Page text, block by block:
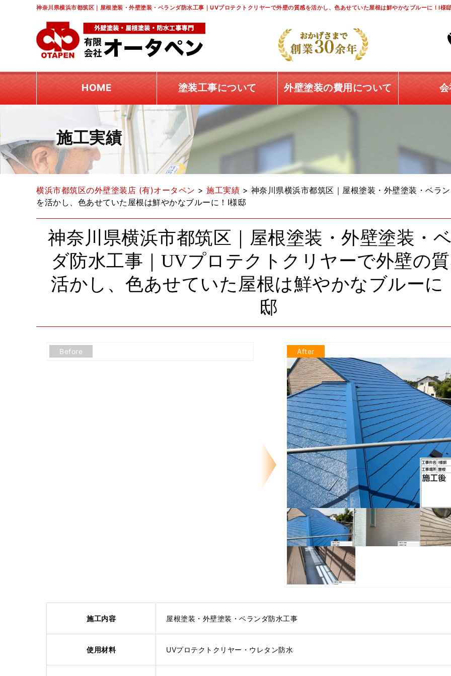
神奈川県横浜市都筑区｜屋根塗装・外壁塗装・ベランダ防水工事｜UVプロテクトクリヤーで外壁の質感を活かし、色あせていた屋根は鮮やかなブルーに！I
HOME 塗装工事について 外壁塗装の費用について
施工実績
横浜市都筑区の外壁塗装店 (有)オータペン > 施工実績 > 神奈川県横浜市都筑区｜屋根塗装・外壁塗装・ベラ
を活かし、色あせていた屋根は鮮やかなブルーに！I様邸
神奈川県横浜市都筑区｜屋根塗装・外壁塗装・
ダ防水工事｜UVプロテクトクリヤーで外壁の
活かし、色あせていた屋根は鮮やかなブルーに
邸
Before After
施工内容 屋根塗装・外壁塗装・ベランダ防水工事
使用材料 UVプロテクトクリヤー・ウレタン防水